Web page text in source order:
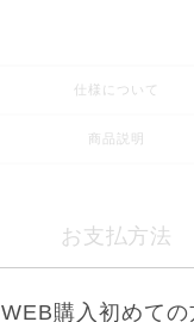
商品説明
仕様について
お支払方法
ト」の３つからお選びいただけ
WEB購入初めての